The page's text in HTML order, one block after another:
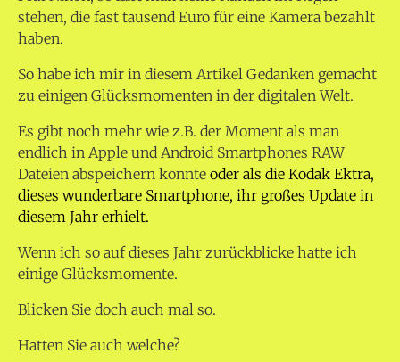
stehen, die fast tausend Euro für eine Kamera bezahlt
haben.
So habe ich mir in diesem Artikel Gedanken gemacht
zu einigen Glücksmomenten in der digitalen Welt.
Es gibt noch mehr wie z.B. der Moment als man
endlich in Apple und Android Smartphones RAW
Dateien abspeichern konnte oder als die Kodak Ektra,
dieses wunderbare Smartphone, ihr großes Update in
diesem Jahr erhielt.
Wenn ich so auf dieses Jahr zurückblicke hatte ich
einige Glücksmomente.
Blicken Sie doch auch mal so.
Hatten Sie auch welche?